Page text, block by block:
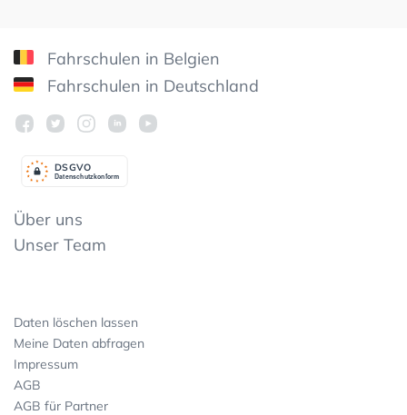
Fahrschulen in Belgien
Fahrschulen in Deutschland
Datenschutzkonform
DSGVO
Über uns
Unser Team
Daten löschen lassen
Meine Daten abfragen
Impressum
AGB
AGB für Partner